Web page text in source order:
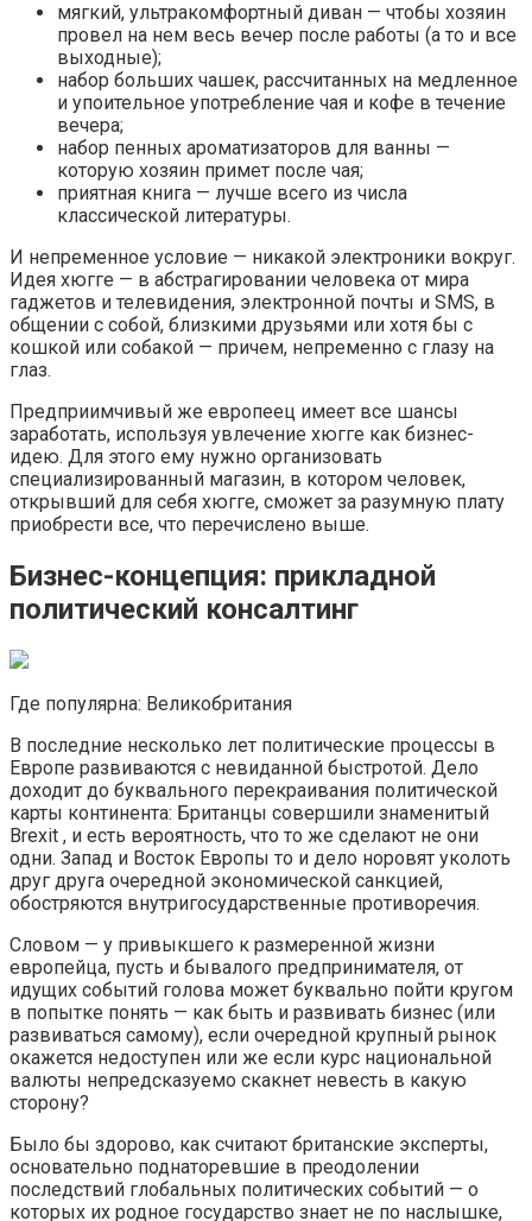
мягкий, ультракомфортный диван — чтобы хозяин
провел на нем весь вечер после работы (а то и все
выходные);
набор больших чашек, рассчитанных на медленное
и упоительное употребление чая и кофе в течение
вечера;
набор пенных ароматизаторов для ванны —
которую хозяин примет после чая;
приятная книга — лучше всего из числа
классической литературы.
И непременное условие — никакой электроники вокруг.
Идея хюгге — в абстрагировании человека от мира
гаджетов и телевидения, электронной почты и SMS, в
общении с собой, близкими друзьями или хотя бы с
кошкой или собакой — причем, непременно с глазу на
глаз.
Предприимчивый же европеец имеет все шансы
заработать, используя увлечение хюгге как бизнес-
идею. Для этого ему нужно организовать
специализированный магазин, в котором человек,
открывший для себя хюгге, сможет за разумную плату
приобрести все, что перечислено выше.
Бизнес-концепция: прикладной
политический консалтинг
Где популярна: Великобритания
В последние несколько лет политические процессы в
Европе развиваются с невиданной быстротой. Дело
доходит до буквального перекраивания политической
карты континента: Британцы совершили знаменитый
Brexit , и есть вероятность, что то же сделают не они
одни. Запад и Восток Европы то и дело норовят уколоть
друг друга очередной экономической санкцией,
обостряются внутригосударственные противоречия.
Словом — у привыкшего к размеренной жизни
европейца, пусть и бывалого предпринимателя, от
идущих событий голова может буквально пойти кругом
в попытке понять — как быть и развивать бизнес (или
развиваться самому), если очередной крупный рынок
окажется недоступен или же если курс национальной
валюты непредсказуемо скакнет невесть в какую
сторону?
Было бы здорово, как считают британские эксперты,
основательно поднаторевшие в преодолении
последствий глобальных политических событий — о
которых их родное государство знает не по наслышке,